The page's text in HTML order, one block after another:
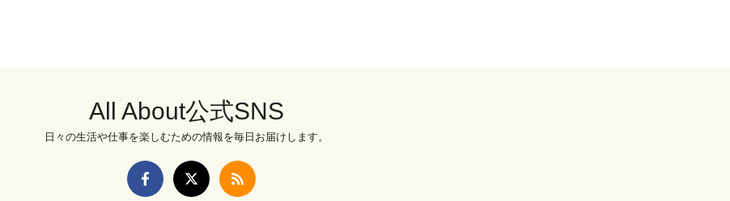
All About公式SNS
日々の生活や仕事を楽しむための情報を毎日お届けします。